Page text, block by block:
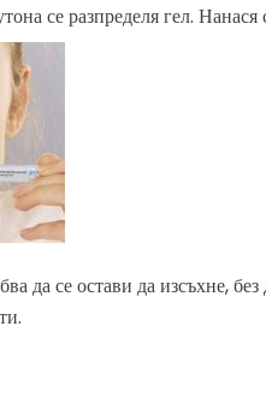
се разпределя гел.
да се остави да изсъхне,